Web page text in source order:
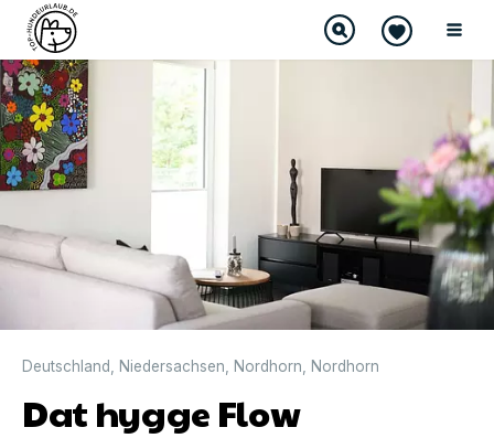
DIREKT BUCHBAR
Deutschland Niedersachsen Nordhorn Nordhorn
Dat hygge Flow